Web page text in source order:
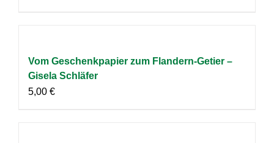
Vom Geschenkpapier zum Flandern-Getier –
Gisela Schläfer
5,00 €